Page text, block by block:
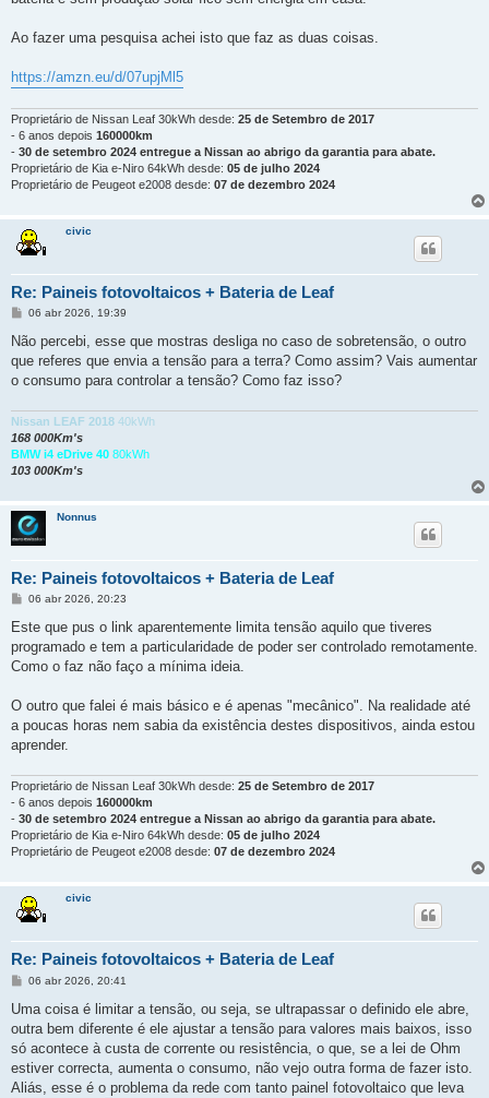
Ao fazer uma pesquisa achei isto que faz as duas coisas.
https://amzn.eu/d/07upjMl5
Proprietário de Nissan Leaf 30kWh desde: 25 de Setembro de 2017
- 6 anos depois 160000km
- 30 de setembro 2024 entregue a Nissan ao abrigo da garantia para abate.
Proprietário de Kia e-Niro 64kWh desde: 05 de julho 2024
Proprietário de Peugeot e2008 desde: 07 de dezembro 2024
civic
Re: Paineis fotovoltaicos + Bateria de Leaf
M
n
a
g
06 abr 2026, 19:39
Não percebi, esse que mostras desliga no caso de sobretensão, o outro
que referes que envia a tensão para a terra? Como assim? Vais aumentar
o consumo para controlar a tensão? Como faz isso?
Nissan LEAF 2018 40kWh
168 000Km's
BMW i4 eDrive 40 80kWh
103 000Km's
Nonnus
Re: Paineis fotovoltaicos + Bateria de Leaf
M
n
a
g
06 abr 2026, 20:23
Este que pus o link aparentemente limita tensão aquilo que tiveres
programado e tem a particularidade de poder ser controlado remotamente.
Como o faz não faço a mínima ideia.
O outro que falei é mais básico e é apenas "mecânico". Na realidade até
a poucas horas nem sabia da existência destes dispositivos, ainda estou
aprender.
Proprietário de Nissan Leaf 30kWh desde: 25 de Setembro de 2017
- 6 anos depois 160000km
- 30 de setembro 2024 entregue a Nissan ao abrigo da garantia para abate.
Proprietário de Kia e-Niro 64kWh desde: 05 de julho 2024
Proprietário de Peugeot e2008 desde: 07 de dezembro 2024
civic
Re: Paineis fotovoltaicos + Bateria de Leaf
M
n
a
g
m
06 abr 2026, 20:41
Uma coisa é limitar a tensão, ou seja, se ultrapassar o definido ele abre,
outra bem diferente é ele ajustar a tensão para valores mais baixos, isso
só acontece à custa de corrente ou resistência, o que, se a lei de Ohm
estiver correcta, aumenta o consumo, não vejo outra forma de fazer isto.
Aliás, esse é o problema da rede com tanto painel fotovoltaico que leva